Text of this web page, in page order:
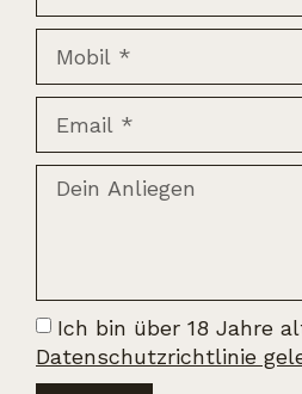
Ich bin über 18 Jahre
Datenschutzrichtlinie